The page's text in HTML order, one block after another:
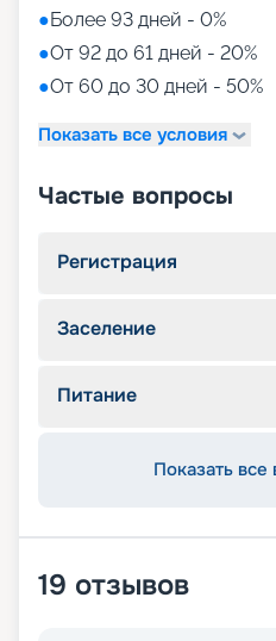
●Более 93 дней - 0%
●От 92 до 61 дней - 20%
●От 60 до 30 дней - 50%
Показать все условия
Частые вопросы
Регистрация
Заселение
Питание
Показать все
19 отзывов